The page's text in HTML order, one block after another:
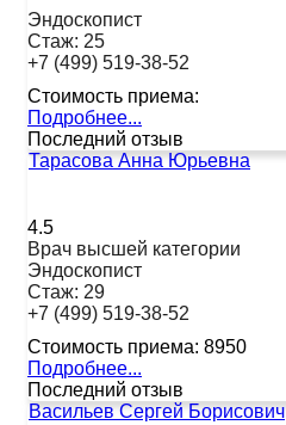
Эндоскопист
Стаж: 25
+7 (499) 519-38-52
Стоимость приема:
Подробнее...
Последний отзыв
Тарасова Анна Юрьевна
4.5
Врач высшей категории
Эндоскопист
Стаж: 29
+7 (499) 519-38-52
Стоимость приема: 8950
Подробнее...
Последний отзыв
Васильев Сергей Борисович